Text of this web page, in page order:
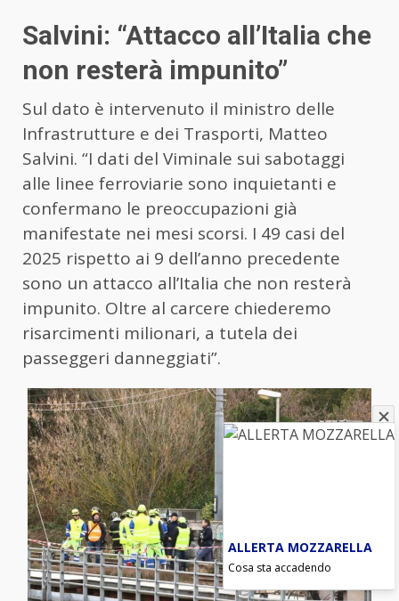
Salvini: “Attacco all’Italia che
non resterà impunito”
Sul dato è intervenuto il ministro delle
Infrastrutture e dei Trasporti, Matteo
Salvini. “I dati del Viminale sui sabotaggi
alle linee ferroviarie sono inquietanti e
confermano le preoccupazioni già
manifestate nei mesi scorsi. I 49 casi del
2025 rispetto ai 9 dell’anno precedente
sono un attacco all’Italia che non resterà
impunito. Oltre al carcere chiederemo
risarcimenti milionari, a tutela dei
passeggeri danneggiati”.
ALLERTA MOZZARELLA
Cosa sta accadendo